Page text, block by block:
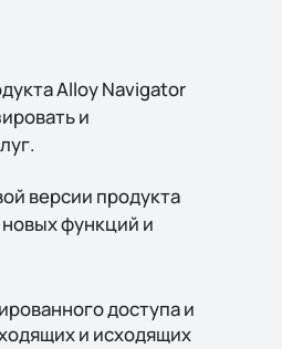
Alloy Navigator
и
версии продукта
функций и
доступа и
и исходящих